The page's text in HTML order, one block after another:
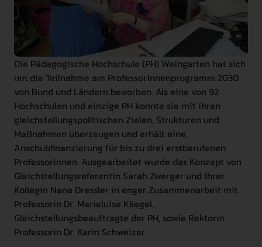
GEBÄRDENSPRACHE
Die Pädagogische Hochschule (PH) Weingarten hat sich
um die Teilnahme am Professorinnenprogramm 2030
von Bund und Ländern beworben. Als eine von 92
Hochschulen und einzige PH konnte sie mit ihren
gleichstellungspolitischen Zielen, Strukturen und
Maßnahmen überzeugen und erhält eine
Anschubfinanzierung für bis zu drei erstberufenen
Professorinnen. Ausgearbeitet wurde das Konzept von
Gleichstellungsreferentin Sarah Zwerger und ihrer
Kollegin Nana Dressler in enger Zusammenarbeit mit
Professorin Dr. Marieluise Kliegel,
Gleichstellungsbeauftragte der PH, sowie Rektorin
Professorin Dr. Karin Schweizer.